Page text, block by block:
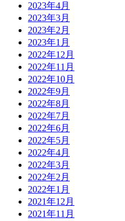
2023年4月
2023年3月
2023年2月
2023年1月
2022年12月
2022年11月
2022年10月
2022年9月
2022年8月
2022年7月
2022年6月
2022年5月
2022年4月
2022年3月
2022年2月
2022年1月
2021年12月
2021年11月